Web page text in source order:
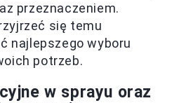
przeznaczeniem.
się temu
najlepszego wyboru
potrzeb.
w sprayu oraz